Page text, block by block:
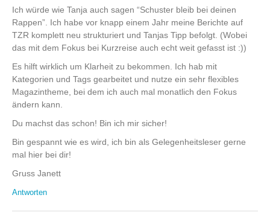
Ich würde wie Tanja auch sagen “Schuster bleib bei deinen
Rappen”. Ich habe vor knapp einem Jahr meine Berichte auf
TZR komplett neu strukturiert und Tanjas Tipp befolgt. (Wobei
das mit dem Fokus bei Kurzreise auch echt weit gefasst ist :))
Es hilft wirklich um Klarheit zu bekommen. Ich hab mit
Kategorien und Tags gearbeitet und nutze ein sehr flexibles
Magazintheme, bei dem ich auch mal monatlich den Fokus
ändern kann.
Du machst das schon! Bin ich mir sicher!
Bin gespannt wie es wird, ich bin als Gelegenheitsleser gerne
mal hier bei dir!
Gruss Janett
Antworten